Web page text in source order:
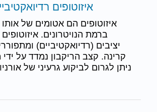
17.1: איזוטופים
איזוטופים הם אטומים של
ברמת הנויטרונים.
יציבים (רדיואקטיביים)
קרינה. קצב הריקבון נמדד על